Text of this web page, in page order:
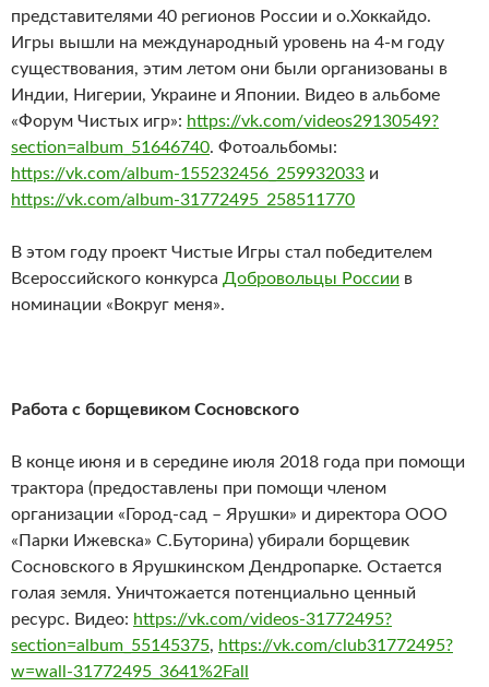
представителями 40 регионов России и о.Хоккайдо.
Игры вышли на международный уровень на 4-м году
существования, этим летом они были организованы в
Индии, Нигерии, Украине и Японии. Видео в альбоме
«Форум Чистых игр»: https://vk.com/videos29130549?
section=album_51646740. Фотоальбомы:
https://vk.com/album-155232456_259932033 и
https://vk.com/album-31772495_258511770
В этом году проект Чистые Игры стал победителем
Всероссийского конкурса Добровольцы России в
номинации «Вокруг меня».
Работа с борщевиком Сосновского
В конце июня и в середине июля 2018 года при помощи
трактора (предоставлены при помощи членом
организации «Город-сад – Ярушки» и директора ООО
«Парки Ижевска» С.Буторина) убирали борщевик
Сосновского в Ярушкинском Дендропарке. Остается
голая земля. Уничтожается потенциально ценный
ресурс. Видео: https://vk.com/videos-31772495?
section=album_55145375, https://vk.com/club31772495?
w=wall-31772495_3641%2Fall